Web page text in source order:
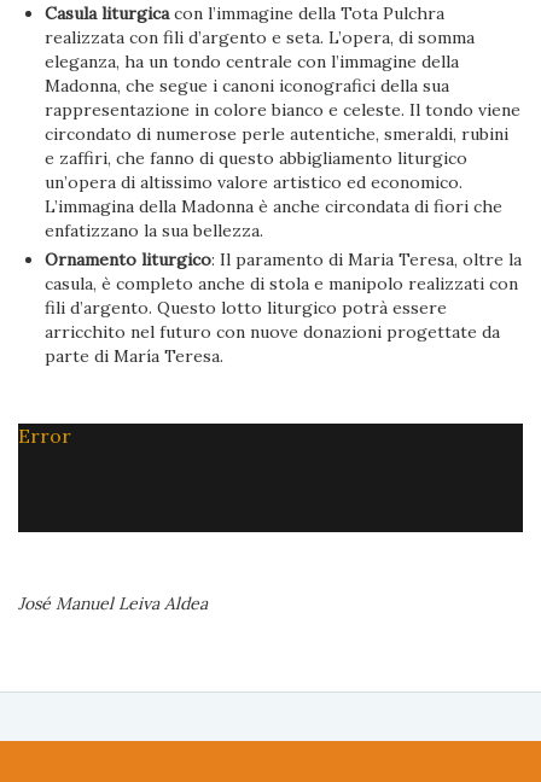
Casula liturgicacon l’immagine della Tota Pulchra
realizzata con fili d’argento e seta. L’opera, di somma
eleganza, ha un tondo centrale con l’immagine della
Madonna, che segue i canoni iconografici della sua
rappresentazione in colore bianco e celeste. Il tondo viene
circondato di numerose perle autentiche, smeraldi, rubini
e zaffiri, che fanno di questo abbigliamento liturgico
un’opera di altissimo valore artistico ed economico.
L’immagina della Madonna è anche circondata di fiori che
enfatizzano la sua bellezza.
Ornamento liturgico: Il paramento di Maria Teresa, oltre la
casula, è completo anche di stola e manipolo realizzati con
fili d’argento. Questo lotto liturgico potrà essere
arricchito nel futuro con nuove donazioni progettate da
parte di María Teresa.
Error
José Manuel Leiva Aldea